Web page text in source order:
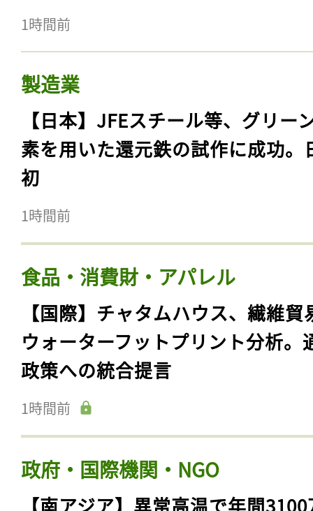
1時間前
製造業
【日本】JFEスチール等、グリー
素を用いた還元鉄の試作に成功。
初
1時間前
食品・消費財・アパレル
【国際】チャタムハウス、繊維貿
ウォーターフットプリント分析。
政策への統合提言
1時間前
政府・国際機関・NGO
【南アジア】異常高温で年間